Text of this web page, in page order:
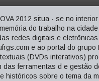
2012 situa - se no
do trabalho na
redes digitais e
e ao portal do
(DVDs interativos)
ferramentas d e gestão
históricos sobre o tema da